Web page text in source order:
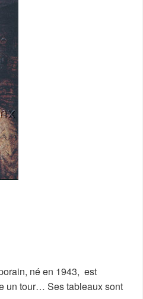
, né en 1943, est
un tour… Ses tableaux sont